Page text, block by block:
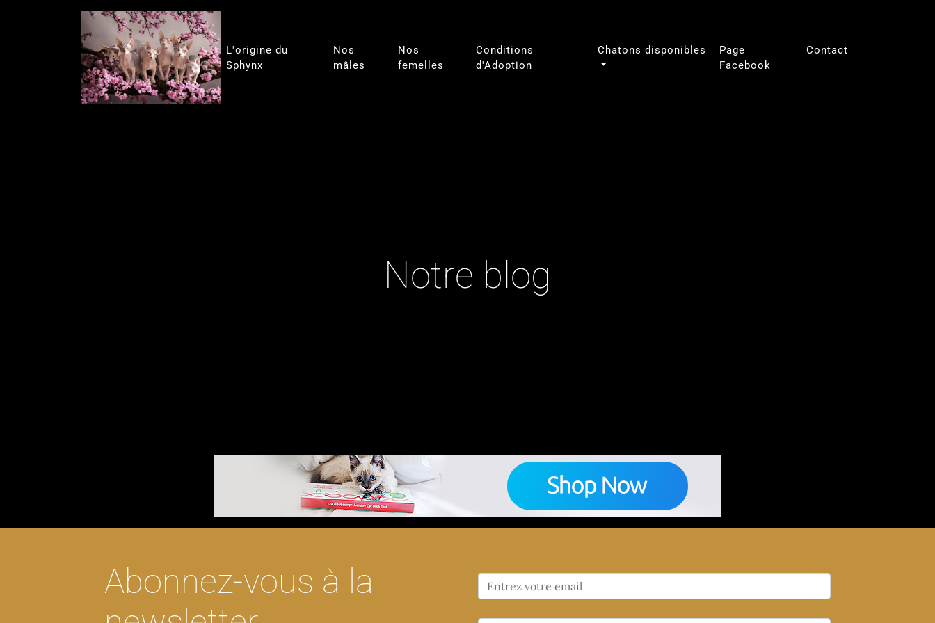
L'origine du
Sphynx
Nos
mâles
Nos
femelles
Conditions
d'Adoption
Chatons disponibles
Page
Facebook
Contact
Notre blog
Abonnez-vous à la